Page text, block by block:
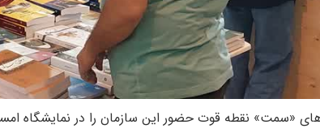
«سمت» نقطه قوت حضور این سازمان را در نمایشگاه